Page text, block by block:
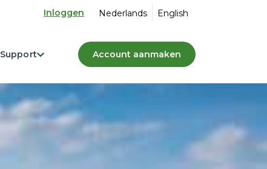
Inloggen Nederlands English
Support Account aanmaken